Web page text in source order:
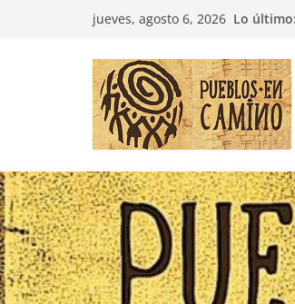
jueves, agosto 6, 2026 Lo último: